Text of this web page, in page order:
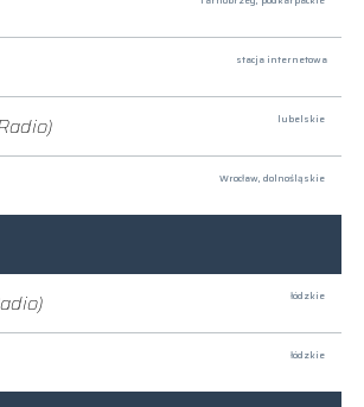
stacja internetowa
lubelskie
Wrocław, dolnośląskie
łódzkie
łódzkie